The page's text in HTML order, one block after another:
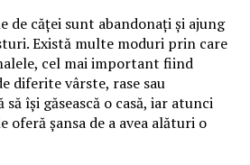
de căței sunt abandonați și ajung
Există multe moduri prin care
cel mai important fiind
diferite vârste, rase sau
își găsească o casă, iar atunci
oferă șansa de a avea alături o